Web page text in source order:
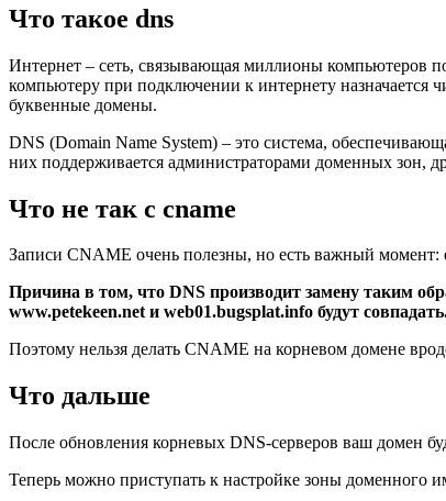
Что такое dns
Интернет – сеть, связывающая миллионы компьютеров
компьютеру при подключении к интернету назначается
буквенные домены.
DNS (Domain Name System) – это система,
них поддерживается администраторами доменных зон,
Что не так с cname
Записи CNAME очень полезны, но есть важный
Причина в том, что DNS производит замену таким
www.petekeen.net и web01.bugsplat.info будут
Поэтому нельзя делать CNAME на корневом домене
Что дальше
После обновления корневых DNS-серверов ваш домен
Теперь можно приступать к настройке зоны доменного